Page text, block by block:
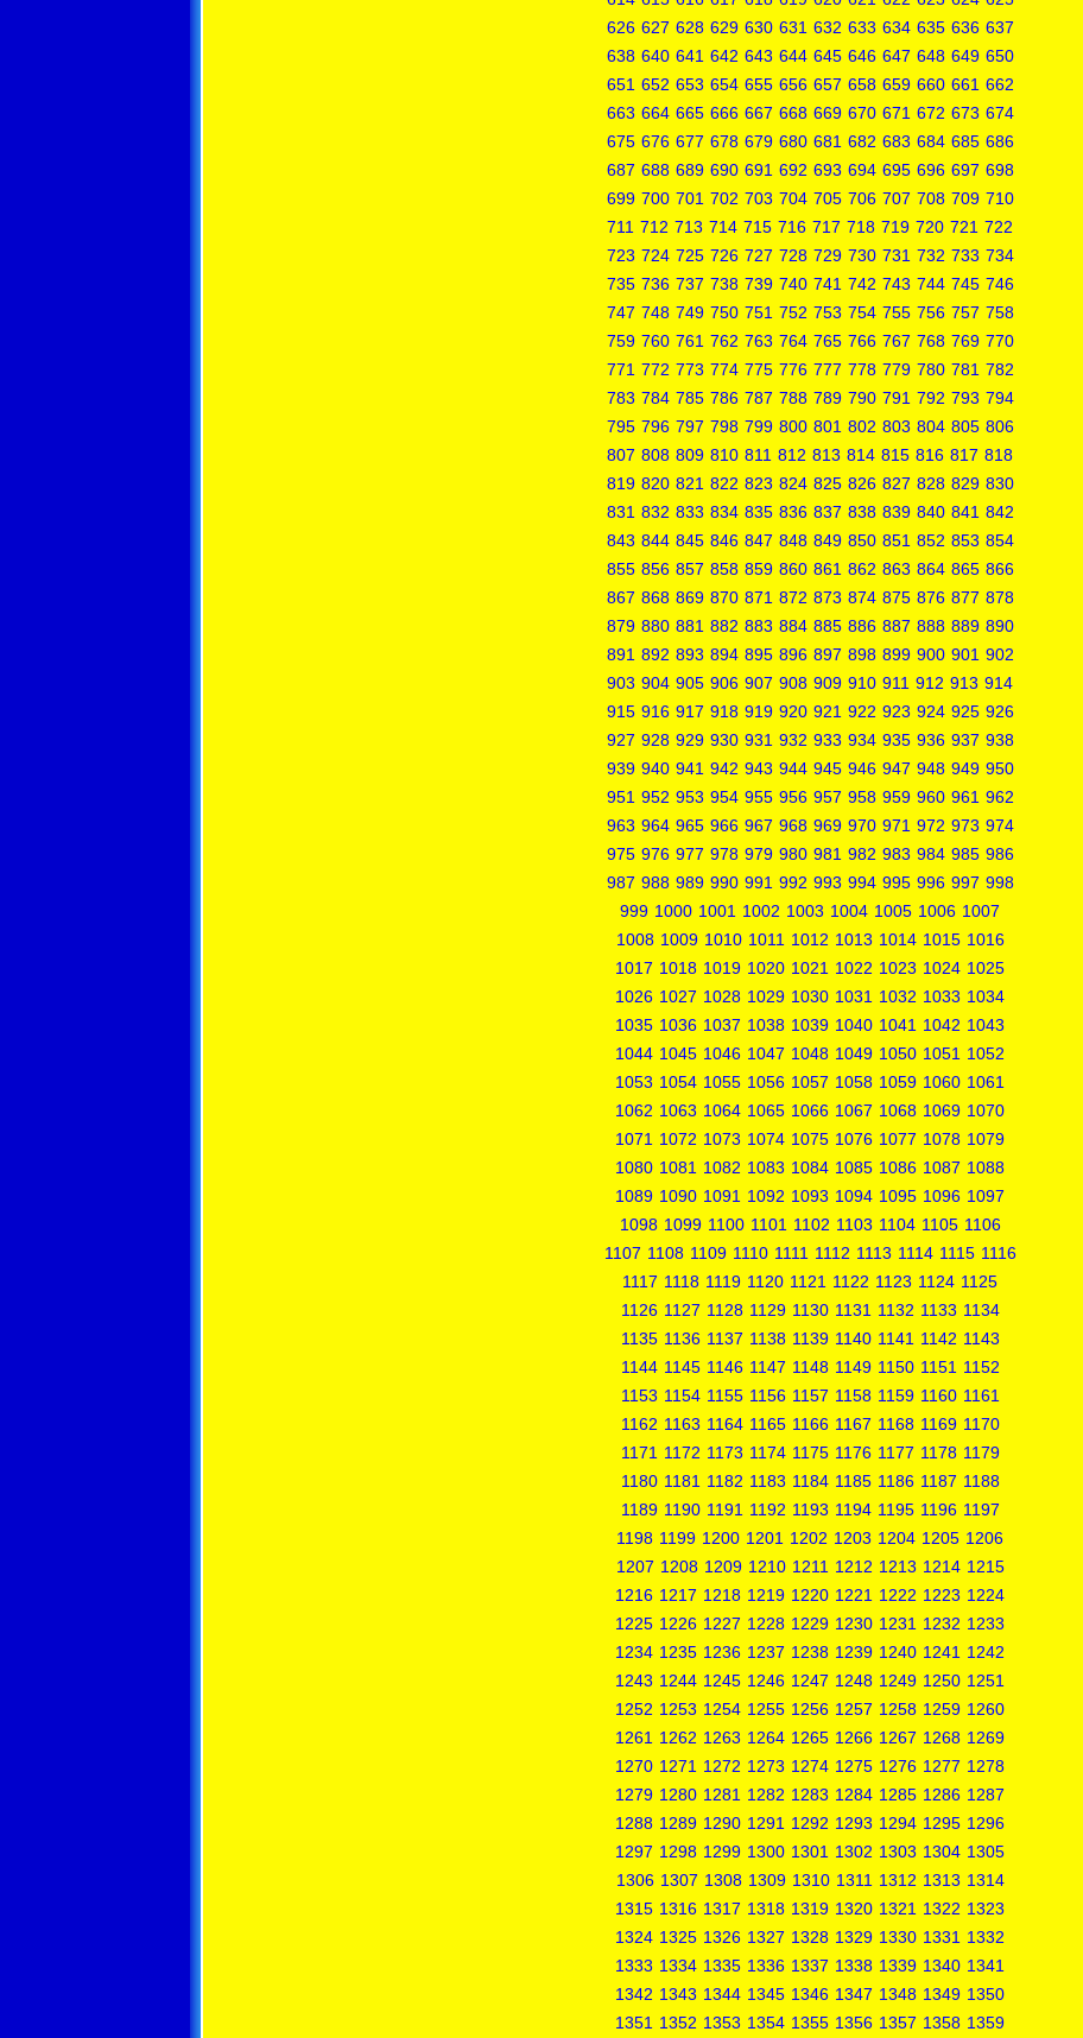
626 627 628 629 630 631 632 633 634 635 636 637
638 640 641 642 643 644 645 646 647 648 649 650
651 652 653 654 655 656 657 658 659 660 661 662
663 664 665 666 667 668 669 670 671 672 673 674
675 676 677 678 679 680 681 682 683 684 685 686
687 688 689 690 691 692 693 694 695 696 697 698
699 700 701 702 703 704 705 706 707 708 709 710
711 712 713 714 715 716 717 718 719 720 721 722
723 724 725 726 727 728 729 730 731 732 733 734
735 736 737 738 739 740 741 742 743 744 745 746
747 748 749 750 751 752 753 754 755 756 757 758
759 760 761 762 763 764 765 766 767 768 769 770
771 772 773 774 775 776 777 778 779 780 781 782
783 784 785 786 787 788 789 790 791 792 793 794
795 796 797 798 799 800 801 802 803 804 805 806
807 808 809 810 811 812 813 814 815 816 817 818
819 820 821 822 823 824 825 826 827 828 829 830
831 832 833 834 835 836 837 838 839 840 841 842
843 844 845 846 847 848 849 850 851 852 853 854
855 856 857 858 859 860 861 862 863 864 865 866
867 868 869 870 871 872 873 874 875 876 877 878
879 880 881 882 883 884 885 886 887 888 889 890
891 892 893 894 895 896 897 898 899 900 901 902
903 904 905 906 907 908 909 910 911 912 913 914
915 916 917 918 919 920 921 922 923 924 925 926
927 928 929 930 931 932 933 934 935 936 937 938
939 940 941 942 943 944 945 946 947 948 949 950
951 952 953 954 955 956 957 958 959 960 961 962
963 964 965 966 967 968 969 970 971 972 973 974
975 976 977 978 979 980 981 982 983 984 985 986
987 988 989 990 991 992 993 994 995 996 997 998
999 1000 1001 1002 1003 1004 1005 1006 1007
1008 1009 1010 1011 1012 1013 1014 1015 1016
1017 1018 1019 1020 1021 1022 1023 1024 1025
1026 1027 1028 1029 1030 1031 1032 1033 1034
1035 1036 1037 1038 1039 1040 1041 1042 1043
1044 1045 1046 1047 1048 1049 1050 1051 1052
1053 1054 1055 1056 1057 1058 1059 1060 1061
1062 1063 1064 1065 1066 1067 1068 1069 1070
1071 1072 1073 1074 1075 1076 1077 1078 1079
1080 1081 1082 1083 1084 1085 1086 1087 1088
1089 1090 1091 1092 1093 1094 1095 1096 1097
1098 1099 1100 1101 1102 1103 1104 1105 1106
1107 1108 1109 1110 1111 1112 1113 1114 1115 1116
1117 1118 1119 1120 1121 1122 1123 1124 1125
1126 1127 1128 1129 1130 1131 1132 1133 1134
1135 1136 1137 1138 1139 1140 1141 1142 1143
1144 1145 1146 1147 1148 1149 1150 1151 1152
1153 1154 1155 1156 1157 1158 1159 1160 1161
1162 1163 1164 1165 1166 1167 1168 1169 1170
1171 1172 1173 1174 1175 1176 1177 1178 1179
1180 1181 1182 1183 1184 1185 1186 1187 1188
1189 1190 1191 1192 1193 1194 1195 1196 1197
1198 1199 1200 1201 1202 1203 1204 1205 1206
1207 1208 1209 1210 1211 1212 1213 1214 1215
1216 1217 1218 1219 1220 1221 1222 1223 1224
1225 1226 1227 1228 1229 1230 1231 1232 1233
1234 1235 1236 1237 1238 1239 1240 1241 1242
1243 1244 1245 1246 1247 1248 1249 1250 1251
1252 1253 1254 1255 1256 1257 1258 1259 1260
1261 1262 1263 1264 1265 1266 1267 1268 1269
1270 1271 1272 1273 1274 1275 1276 1277 1278
1279 1280 1281 1282 1283 1284 1285 1286 1287
1288 1289 1290 1291 1292 1293 1294 1295 1296
1297 1298 1299 1300 1301 1302 1303 1304 1305
1306 1307 1308 1309 1310 1311 1312 1313 1314
1315 1316 1317 1318 1319 1320 1321 1322 1323
1324 1325 1326 1327 1328 1329 1330 1331 1332
1333 1334 1335 1336 1337 1338 1339 1340 1341
1342 1343 1344 1345 1346 1347 1348 1349 1350
1351 1352 1353 1354 1355 1356 1357 1358 1359